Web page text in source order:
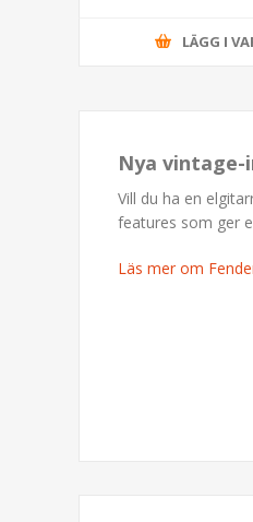
LÄGG I
Nya vintage-
Vill du ha en
features som ger
Läs mer om